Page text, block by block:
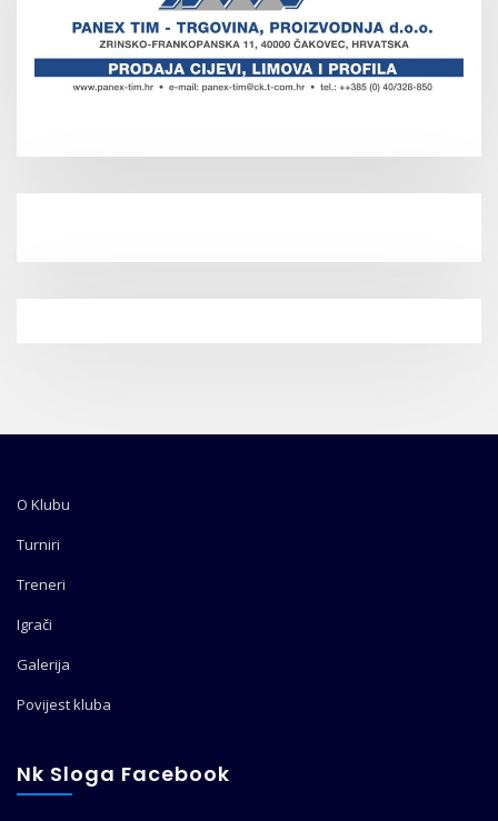
O Klubu
Turniri
Treneri
Igrači
Galerija
Povijest kluba
Nk Sloga Facebook